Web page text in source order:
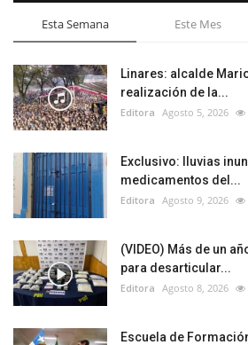
Esta Semana Este Mes
Linares: alcalde
realización de la...
Editora Agosto 5, 2026
Exclusivo: lluvias
medicamentos del...
Editora Agosto 9, 2026
(VIDEO) Más de un
para desarticular...
Editora Agosto 8, 2026
Escuela de